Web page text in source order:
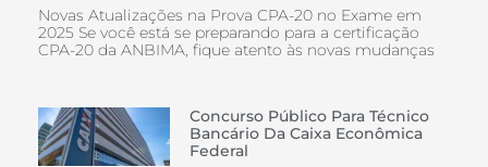
Novas Atualizações na Prova CPA-20 no Exame em
2025 Se você está se preparando para a certificação
CPA-20 da ANBIMA, fique atento às novas mudanças
Concurso Público Para Técnico
Bancário Da Caixa Econômica
Federal